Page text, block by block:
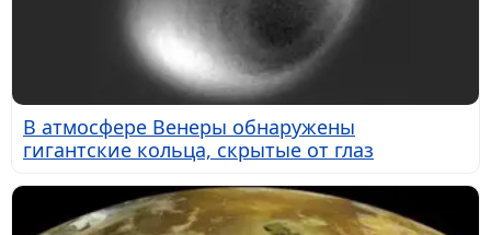
В атмосфере Венеры обнаружены
гигантские кольца, скрытые от глаз